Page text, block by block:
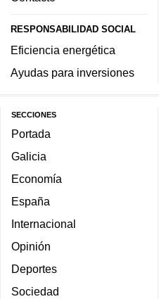
RESPONSABILIDAD SOCIAL
Eficiencia energética
Ayudas para inversiones
SECCIONES
Portada
Galicia
Economía
España
Internacional
Opinión
Deportes
Sociedad